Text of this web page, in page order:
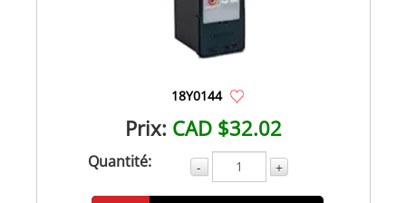
18Y0144
Prix: CAD $32.02
Quantité: - +